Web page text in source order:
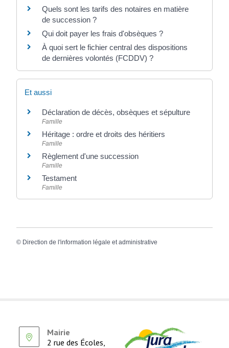
Quels sont les tarifs des notaires en matière
de succession ?
Qui doit payer les frais d'obsèques ?
À quoi sert le fichier central des dispositions
de dernières volontés (FCDDV) ?
Et aussi
Déclaration de décès, obsèques et sépulture
Famille
Héritage : ordre et droits des héritiers
Famille
Règlement d'une succession
Famille
Testament
Famille
© Direction de l'information légale et administrative
Mairie
2 rue des Écoles,